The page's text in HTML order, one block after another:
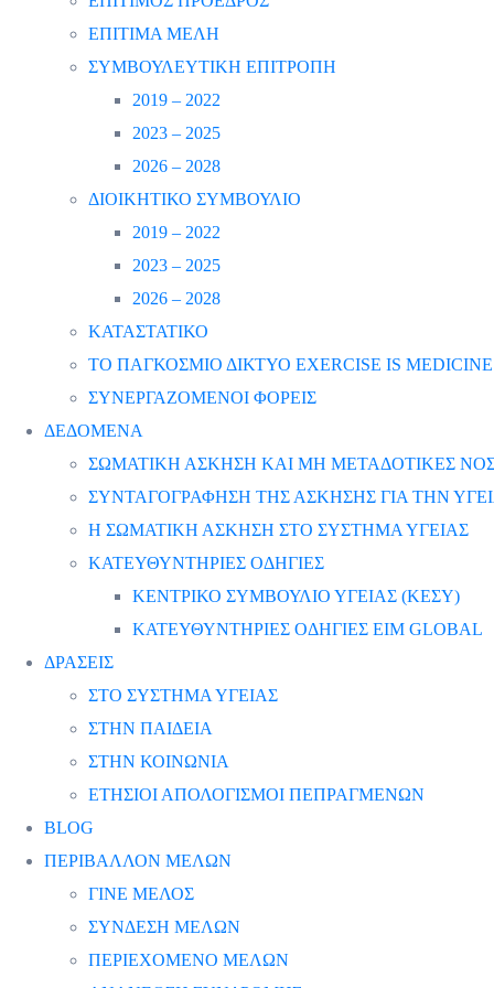
ΕΠΙΤΙΜΑ ΜΕΛΗ
ΣΥΜΒΟΥΛΕΥΤΙΚΗ ΕΠΙΤΡΟΠΗ
2019 – 2022
2023 – 2025
2026 – 2028
ΔΙΟΙΚΗΤΙΚΟ ΣΥΜΒΟΥΛΙΟ
2019 – 2022
2023 – 2025
2026 – 2028
ΚΑΤΑΣΤΑΤΙΚΟ
ΤΟ ΠΑΓΚΟΣΜΙΟ ΔΙΚΤΥΟ EXERCISE IS MEDICINE
ΣΥΝΕΡΓΑΖΟΜΕΝΟΙ ΦΟΡΕΙΣ
ΔΕΔΟΜΕΝΑ
ΣΩΜΑΤΙΚΗ ΑΣΚΗΣΗ ΚΑΙ ΜΗ ΜΕΤΑΔΟΤΙΚΕΣ
ΣΥΝΤΑΓΟΓΡΑΦΗΣΗ ΤΗΣ ΑΣΚΗΣΗΣ ΓΙΑ ΤΗΝ
Η ΣΩΜΑΤΙΚΗ ΑΣΚΗΣΗ ΣΤΟ ΣΥΣΤΗΜΑ ΥΓΕΙΑΣ
ΚΑΤΕΥΘΥΝΤΗΡΙΕΣ ΟΔΗΓΙΕΣ
ΚΕΝΤΡΙΚΟ ΣΥΜΒΟΥΛΙΟ ΥΓΕΙΑΣ (ΚΕΣΥ)
ΚΑΤΕΥΘΥΝΤΗΡΙΕΣ ΟΔΗΓΙΕΣ EIM GLOBAL
ΔΡΑΣΕΙΣ
ΣΤΟ ΣΥΣΤΗΜΑ ΥΓΕΙΑΣ
ΣΤΗΝ ΠΑΙΔΕΙΑ
ΣΤΗΝ ΚΟΙΝΩΝΙΑ
ΕΤΗΣΙΟΙ ΑΠΟΛΟΓΙΣΜΟΙ ΠΕΠΡΑΓΜΕΝΩΝ
BLOG
ΠΕΡΙΒΑΛΛΟΝ ΜΕΛΩΝ
ΓΙΝΕ ΜΕΛΟΣ
ΣΥΝΔΕΣΗ ΜΕΛΩΝ
ΠΕΡΙΕΧΟΜΕΝΟ ΜΕΛΩΝ